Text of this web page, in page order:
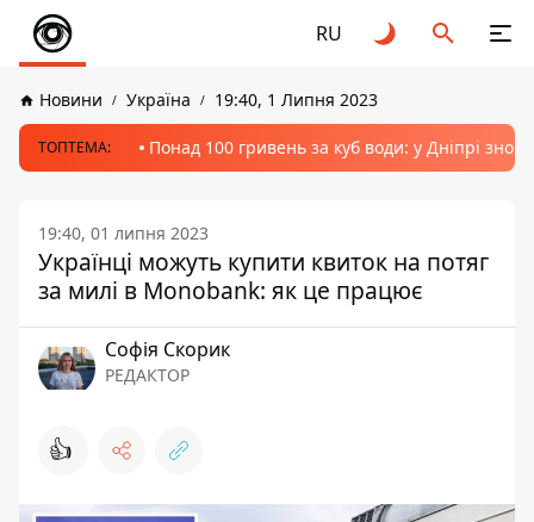
RU
Новини Україна 19:40, 1 Липня 2023
ТОПТЕМА: Понад 100 гривень за куб води: у Дніпрі
19:40, 01 липня 2023
Українці можуть купити квиток на потяг
за милі в Monobank: як це працює
Софія Скорик
РЕДАКТОР
👍